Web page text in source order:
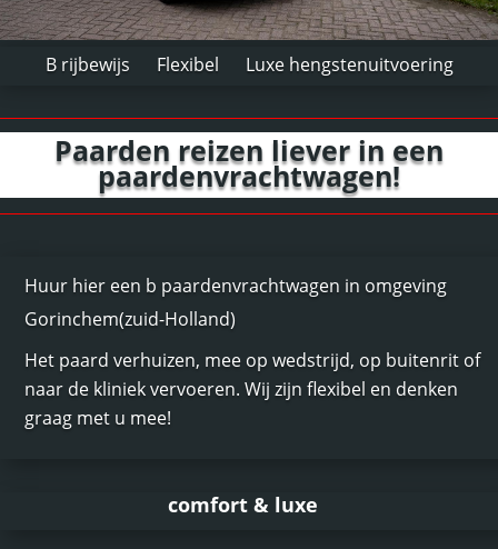
B rijbewijs Flexibel Luxe hengstenuitvoering
Paarden reizen liever in een
paardenvrachtwagen!
Huur hier een b paardenvrachtwagen in omgeving
Gorinchem(zuid-Holland)
Het paard verhuizen, mee op wedstrijd, op buitenrit of
naar de kliniek vervoeren. Wij zijn flexibel en denken
graag met u mee!
comfort & luxe